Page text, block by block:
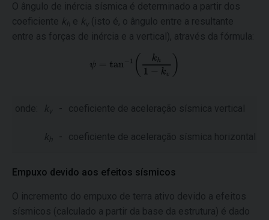
O ângulo de inércia sísmica é determinado a partir dos
coeficiente kh e k v (isto é, o ângulo entre a resultante
entre as forças de inércia e a vertical), através da fórmula:
onde: k v - coeficiente de aceleração sísmica vertical
kh - coeficiente de aceleração sísmica horizontal
Empuxo devido aos efeitos sísmicos
O incremento do empuxo de terra ativo devido a efeitos
sísmicos (calculado a partir da base da estrutura) é dado